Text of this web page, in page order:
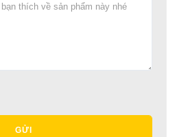
GỬI